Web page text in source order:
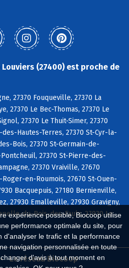
expérience possible, Biocoop utilise
performance optimale du site, pour
d'analyser le trafic et la performance
navigation personnalisée en toute
d'avis à tout moment en
(27400) est proche de
27370 Fouqueville, 27370 La
27370 Le Bec-Thomas, 27370 Le
27370 Le Thuit-Simer, 27370
Hautes-Terres, 27370 St-Cyr-la-
Bois, 27370 St-Germain-de-
27370 St-Pierre-des-
27370 Vraiville, 27670
en-Roumois, 27670 St-Ouen-
Bacquepuis, 27180 Bernienville,
27930 Emalleville, 27930 Gravigny,
du-Bois-des-Faulx, 27930 Le
Le réseau Biocoop